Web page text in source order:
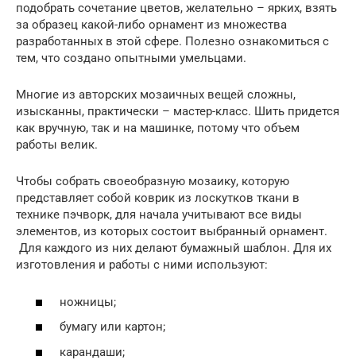
подобрать сочетание цветов, желательно – ярких, взять
за образец какой-либо орнамент из множества
разработанных в этой сфере. Полезно ознакомиться с
тем, что создано опытными умельцами.
Многие из авторских мозаичных вещей сложны,
изысканны, практически – мастер-класс. Шить придется
как вручную, так и на машинке, потому что объем
работы велик.
Чтобы собрать своеобразную мозаику, которую
представляет собой коврик из лоскутков ткани в
технике пэчворк, для начала учитывают все виды
элементов, из которых состоит выбранный орнамент.
Для каждого из них делают бумажный шаблон. Для их
изготовления и работы с ними используют:
ножницы;
бумагу или картон;
карандаши;